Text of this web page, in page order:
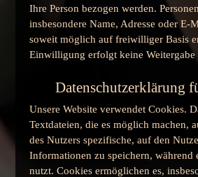
Ihre Person bezogen werden.
insbesondere Name, Adresse oder E-
soweit möglich auf freiwilliger Basis
Einwilligung erfolgt keine Weitergabe
Datenschutzerklärung
Unsere Website verwendet Cookies.
Textdateien, die es möglich machen,
des Nutzers spezifische, auf den
Informationen zu speichern, während
nutzt. Cookies ermöglichen es,